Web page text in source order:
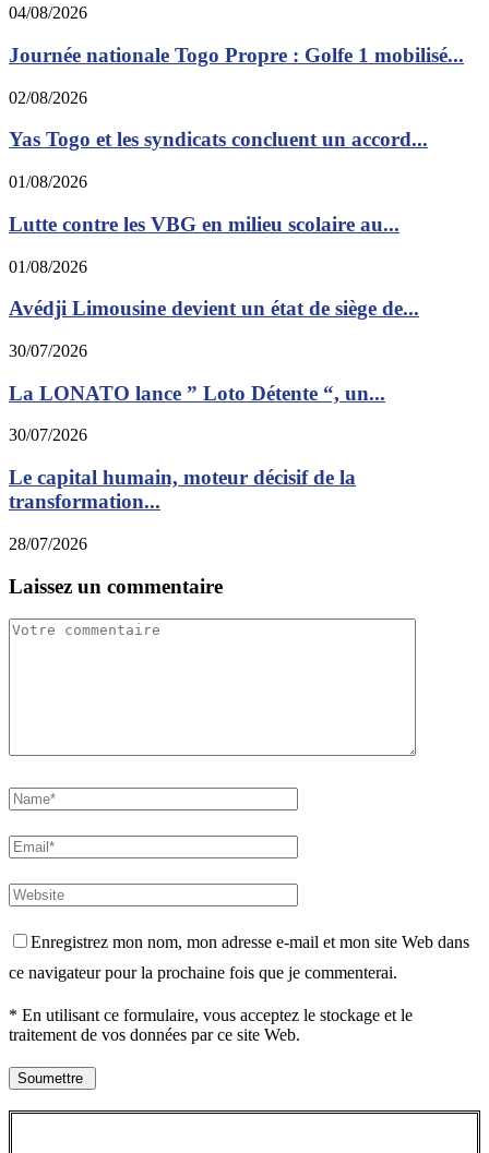
04/08/2026
Journée nationale Togo Propre : Golfe 1 mobilisé...
02/08/2026
Yas Togo et les syndicats concluent un accord...
01/08/2026
Lutte contre les VBG en milieu scolaire au...
01/08/2026
Avédji Limousine devient un état de siège de...
30/07/2026
La LONATO lance ” Loto Détente “, un...
30/07/2026
Le capital humain, moteur décisif de la
transformation...
28/07/2026
Laissez un commentaire
Enregistrez mon nom, mon adresse e-mail et mon site Web dans
ce navigateur pour la prochaine fois que je commenterai.
* En utilisant ce formulaire, vous acceptez le stockage et le
traitement de vos données par ce site Web.